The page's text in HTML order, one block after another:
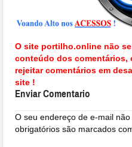
O site portilho.online não
conteúdo dos comentários,
rejeitar comentários em
site !
Enviar Comentario
O seu endereço de e-mail não
obrigatórios são marcados